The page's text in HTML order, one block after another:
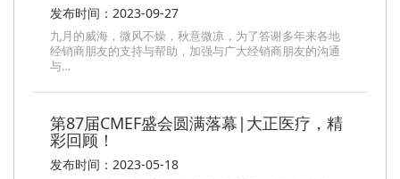
发布时间：2023-09-27
九月的威海，微风不燥，秋意微凉，为了答谢多年来各地
经销商朋友的支持与帮助，加强与广大经销商朋友的沟通
与…
第87届CMEF盛会圆满落幕|大正医疗，精
彩回顾！
发布时间：2023-05-18